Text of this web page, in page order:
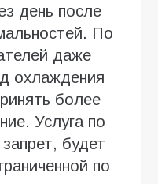
день после
По
даже
охлаждения
более
Услуга по
будет
по